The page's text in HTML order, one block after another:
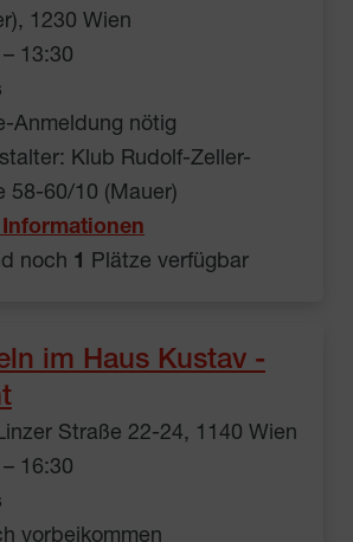
1230 Wien
13:30
Anmeldung nötig
Klub Rudolf-Zeller-
58-60/10 (Mauer)
Informationen
noch 1 Plätze verfügbar
im Haus Kustav -
Straße 22-24, 1140 Wien
16:30
vorbeikommen